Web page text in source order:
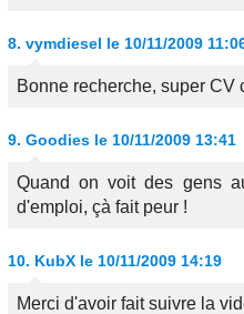
8. vymdiesel le 10/11/2009
Bonne recherche, super CV
9. Goodies le 10/11/2009 13:41
Quand on voit des gens
d'emploi, çà fait peur !
10. KubX le 10/11/2009 14:19
Merci d'avoir fait suivre la